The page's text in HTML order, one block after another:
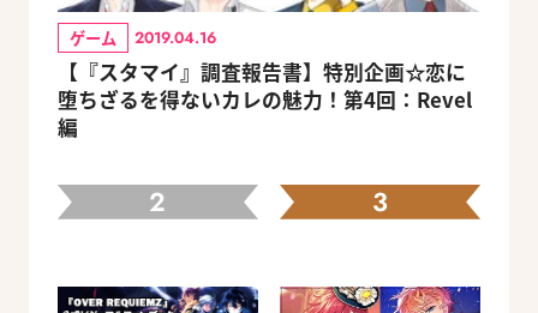
ゲーム 2019.04.16
【『スタマイ』調査報告書】特別企画☆恋に
堕ちざるを得ないカレの魅力！第4回：Revel
編
2 3